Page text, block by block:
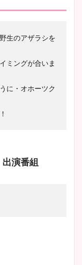
生のアザラシを
ミングが合いま
に・オホーツク
演番組